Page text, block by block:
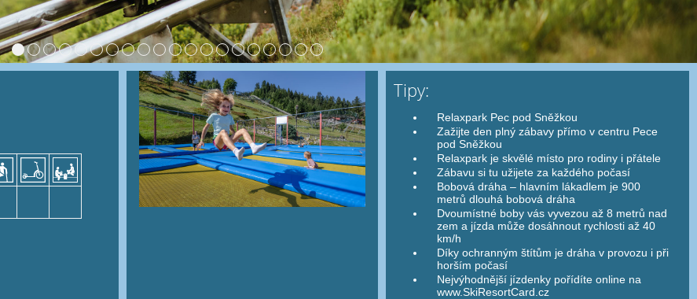
Tipy:
Relaxpark Pec pod Sněžkou
Zažijte den plný zábavy přímo v centru Pece
pod Sněžkou
Relaxpark je skvělé místo pro rodiny i přátele
Zábavu si tu užijete za každého počasí
Bobová dráha – hlavním lákadlem je 900
metrů dlouhá bobová dráha
Dvoumístné boby vás vyvezou až 8 metrů nad
zem a jízda může dosáhnout rychlosti až 40
km/h
Díky ochranným štítům je dráha v provozu i při
horším počasí
Nejvýhodnější jízdenky pořídíte online na
www.SkiResortCard.cz